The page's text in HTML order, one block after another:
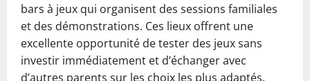
bars à jeux qui organisent des sessions familiales
et des démonstrations. Ces lieux offrent une
excellente opportunité de tester des jeux sans
investir immédiatement et d’échanger avec
d’autres parents sur les choix les plus adaptés.